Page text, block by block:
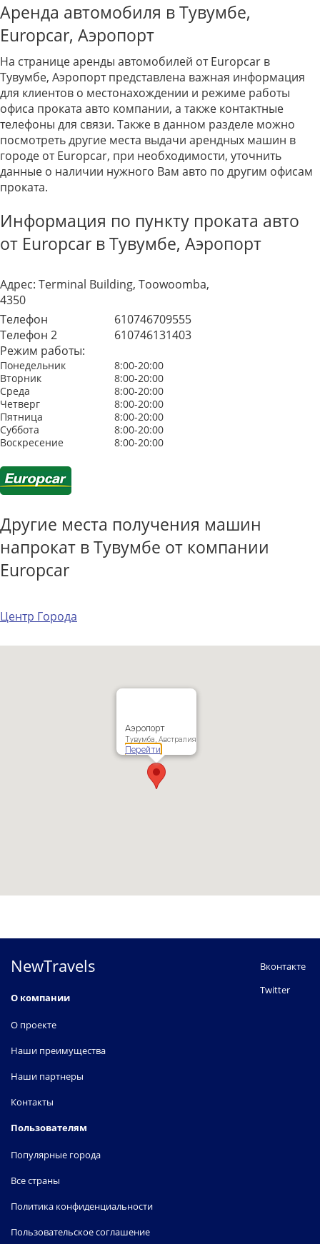
Аренда автомобиля в Тувумбе,
Europcar, Аэропорт
На странице аренды автомобилей от Europcar в
Тувумбе, Аэропорт представлена важная информация
для клиентов о местонахождении и режиме работы
офиса проката авто компании, а также контактные
телефоны для связи. Также в данном разделе можно
посмотреть другие места выдачи арендных машин в
городе от Europcar, при необходимости, уточнить
данные о наличии нужного Вам авто по другим офисам
проката.
Информация по пункту проката авто
от Europcar в Тувумбе, Аэропорт
Адрес: Terminal Building, Toowoomba,
4350
Телефон
610746709555
Телефон 2
610746131403
Режим работы:
Понедельник
8:00-20:00
Вторник
8:00-20:00
Среда
8:00-20:00
Четверг
8:00-20:00
Пятница
8:00-20:00
Суббота
8:00-20:00
Воскресение
8:00-20:00
Другие места получения машин
напрокат в Тувумбе от компании
Europcar
Центр Города
Аэропорт
Тувумба, Австралия
Перейти
NewTravels
О компании
О проекте
Наши преимущества
Наши партнеры
Контакты
Пользователям
Популярные города
Все страны
Политика конфиденциальности
Пользовательское соглашение
Вконтакте
Twitter